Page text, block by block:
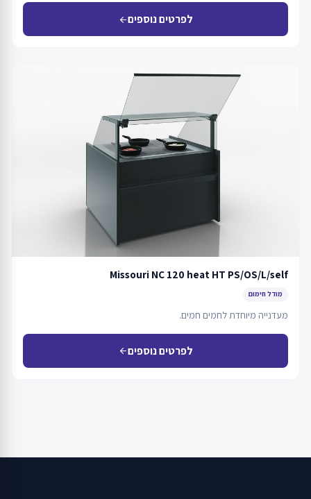
לפרטים נוספיםarrow_back
Missouri NC 120 heat HT PS/OS/L/self
מודל חימום
מעדנייה מיוחדת לחמים חמים.
לפרטים נוספיםarrow_back